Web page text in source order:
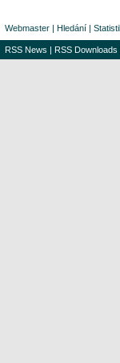
Webmaster | Hledání |
RSS News | RSS Downloads